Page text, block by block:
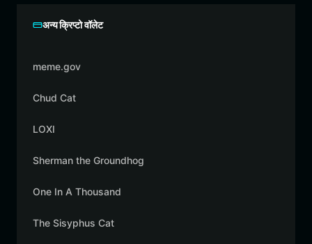
अन्य क्रिप्टो वॉलेट
meme.gov
Chud Cat
LOXI
Sherman the Groundhog
One In A Thousand
The Sisyphus Cat